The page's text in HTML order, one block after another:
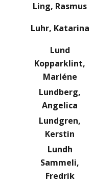
Ling, Rasmus
Luhr, Katarina
Lund
Kopparklint,
Marléne
Lundberg,
Angelica
Lundgren,
Kerstin
Lundh
Sammeli,
Fredrik